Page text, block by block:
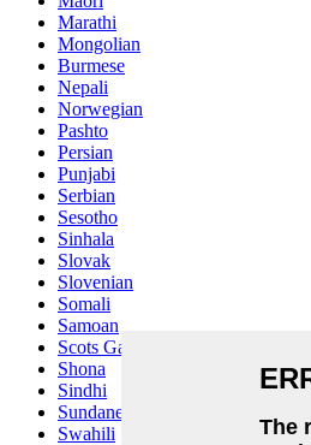
Marathi
Mongolian
Burmese
Nepali
Norwegian
Pashto
Persian
Punjabi
Serbian
Sesotho
Sinhala
Slovak
Slovenian
Somali
Samoan
Scots Gaelic
Shona
Sindhi
Sundanese
Swahili